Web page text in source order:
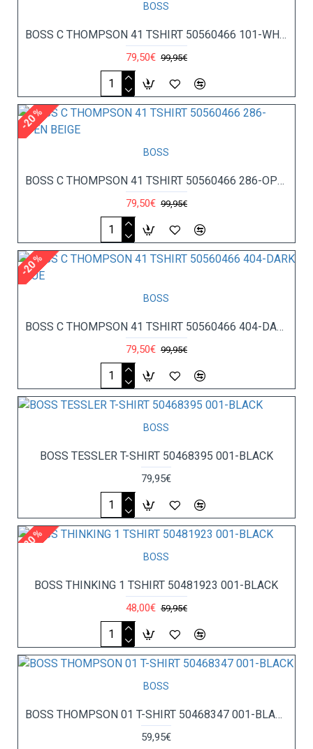
BOSS
BOSS C THOMPSON 41 TSHIRT 50560466 101-WHITE
79,50€ 99,95€
-20 %
BOSS
BOSS C THOMPSON 41 TSHIRT 50560466 286-OPEN BEIGE
79,50€ 99,95€
-20 %
BOSS
BOSS C THOMPSON 41 TSHIRT 50560466 404-DARK BLUE
79,50€ 99,95€
BOSS
BOSS TESSLER T-SHIRT 50468395 001-BLACK
79,95€
-20 %
BOSS
BOSS THINKING 1 TSHIRT 50481923 001-BLACK
48,00€ 59,95€
BOSS
BOSS THOMPSON 01 T-SHIRT 50468347 001-BLACK
59,95€